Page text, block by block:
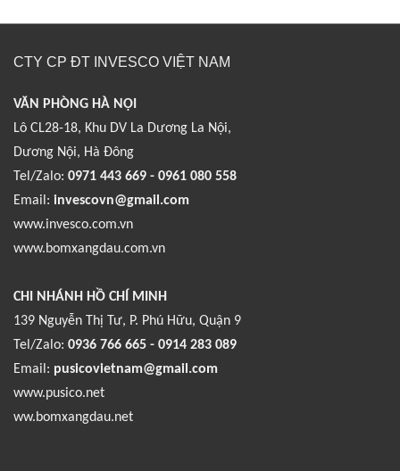
CTY CP ĐT INVESCO VIỆT NAM
VĂN PHÒNG HÀ NỘI
Lô CL28-18, Khu DV La Dương La Nội,
Dương Nội, Hà Đông
Tel/Zalo: 0971 443 669 - 0961 080 558
Email: invescovn@gmail.com
www.invesco.com.vn
www.bomxangdau.com.vn
CHI NHÁNH HỒ CHÍ MINH
139 Nguyễn Thị Tư, P. Phú Hữu, Quận 9
Tel/Zalo: 0936 766 665 - 0914 283 089
Email: pusicovietnam@gmail.com
www.pusico.net
ww.bomxangdau.net